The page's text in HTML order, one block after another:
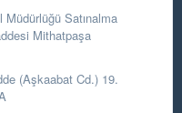
Satınalma
Mithatpaşa
(Aşkaabat Cd.) 19.